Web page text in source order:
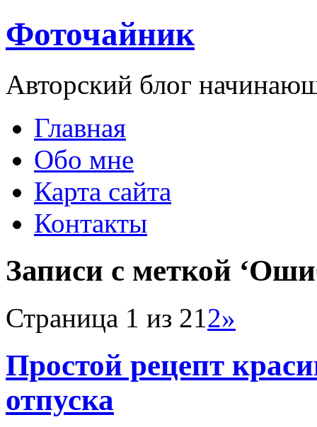
Фоточайник
Авторский блог
Главная
Обо мне
Карта сайта
Контакты
Записи с меткой
Страница 1 из 212»
Простой рецепт
отпуска